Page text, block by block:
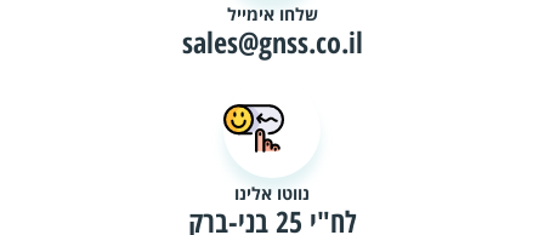
שלחו אימייל
sales@gnss.co.il
נווטו אלינו
לח"י 25 בני-ברק